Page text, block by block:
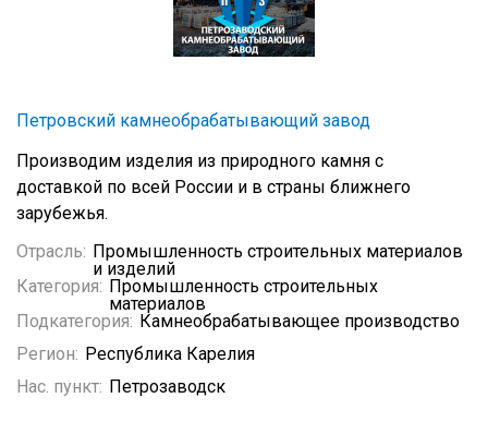
Петровский камнеобрабатывающий завод
Производим изделия из природного камня с
доставкой по всей России и в страны ближнего
зарубежья.
Отрасль: Промышленность строительных материалов
и изделий
Категория: Промышленность строительных
материалов
Подкатегория: Камнеобрабатывающее производство
Регион: Республика Карелия
Нас. пункт: Петрозаводск